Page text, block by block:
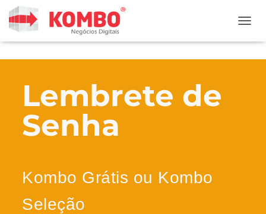
Lembrete de
Senha
Kombo Grátis ou Kombo
Seleção